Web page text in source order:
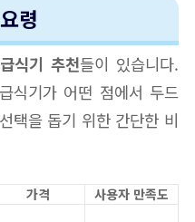
령
식기 추천들이 있습니다.
식기가 어떤 점에서 두드
택을 돕기 위한 간단한 비
가격
사용자 만족도